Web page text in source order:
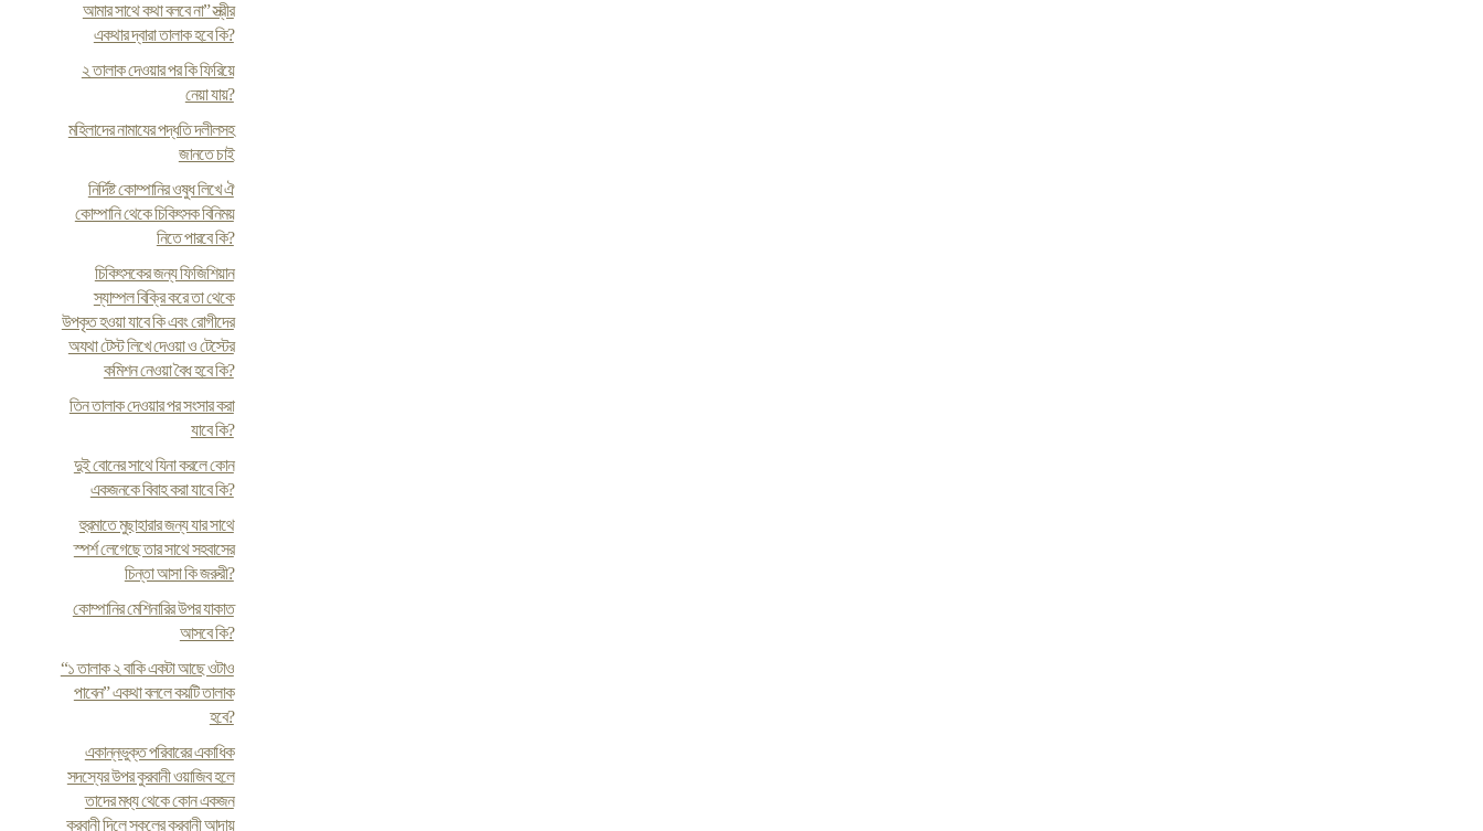
আমার সাথে কথা বলবে না” স্ত্রীর
একথার দ্বারা তালাক হবে কি?
২ তালাক দেওয়ার পর কি ফিরিয়ে
নেয়া যায়?
মহিলাদের নামাযের পদ্ধতি দলীলসহ
জানতে চাই
নির্দিষ্ট কোম্পানির ওষুধ লিখে ঐ
কোম্পানি থেকে চিকিৎসক বিনিময়
নিতে পারবে কি?
চিকিৎসকের জন্য ফিজিশিয়ান
স্যাম্পল বিক্রি করে তা থেকে
উপকৃত হওয়া যাবে কি এবং রোগীদের
অযথা টেস্ট লিখে দেওয়া ও টেস্টের
কমিশন নেওয়া বৈধ হবে কি?
তিন তালাক দেওয়ার পর সংসার করা
যাবে কি?
দুই বোনের সাথে যিনা করলে কোন
একজনকে বিবাহ করা যাবে কি?
হুরমাতে মুছাহারার জন্য যার সাথে
স্পর্শ লেগেছে তার সাথে সহবাসের
চিন্তা আসা কি জরুরী?
কোম্পানির মেশিনারির উপর যাকাত
আসবে কি?
“১ তালাক ২ বাকি একটা আছে ওটাও
পাবেন” একথা বললে কয়টি তালাক
হবে?
একান্নভুক্ত পরিবারের একাধিক
সদস্যের উপর কুরবানী ওয়াজিব হলে
তাদের মধ্য থেকে কোন একজন
কুরবানী দিলে সকলের কুরবানী আদায়